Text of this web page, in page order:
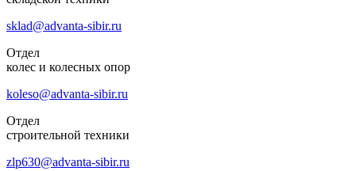
sklad@advanta-sibir.ru
Отдел
колес и колесных опор
koleso@advanta-sibir.ru
Отдел
строительной техники
zlp630@advanta-sibir.ru